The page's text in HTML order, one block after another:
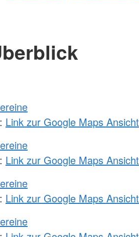
Link zur Google Maps Ansicht
Link zur Google Maps Ansicht
Link zur Google Maps Ansicht